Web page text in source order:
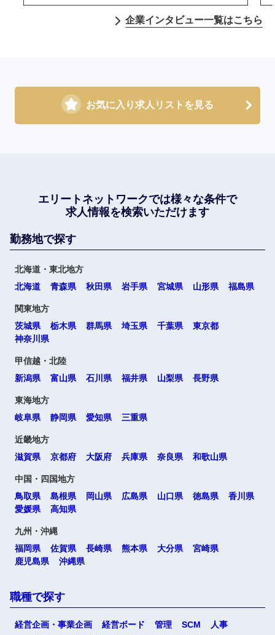
企業インタビュー一覧はこちら
お気に入り求人リストを見る
エリートネットワークでは様々な条件で
求人情報を検索いただけます
勤務地で探す
北海道・東北地方
北海道
青森県 秋田県 岩手県 宮城県 山形県 福島県
関東地方
茨城県
栃木県 群馬県 埼玉県 千葉県
東京都
神奈川県
甲信越・北陸
新潟県
富山県 石川県 福井県 山梨県 長野県
東海地方
岐阜県
静岡県 愛知県 三重県
近畿地方
滋賀県
京都府 大阪府 兵庫県 奈良県 和歌山県
中国・四国地方
鳥取県
島根県 岡山県 広島県 山口県 徳島県
香川県
愛媛県
高知県
九州・沖縄
福岡県
佐賀県 長崎県 熊本県 大分県
宮崎県
鹿児島県
沖縄県
職種で探す
経営企画・事業企画 経営ボード 管理 SCM
人事